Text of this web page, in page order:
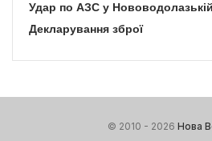
Удар по АЗС у
Декларування зброї
© 2010 - 2026 Нова